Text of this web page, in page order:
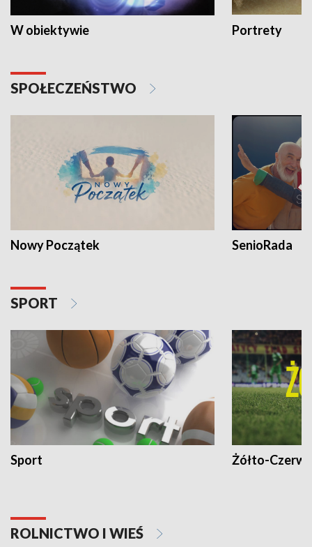
W obiektywie Portrety
SPOŁECZEŃSTWO
Nowy Początek SenioRada
SPORT
Sport Żółto-
ROLNICTWO I WIEŚ